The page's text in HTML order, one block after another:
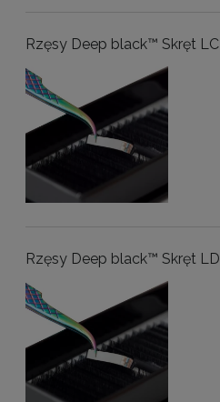
Rzęsy Deep black™ Skręt LC
Rzęsy Deep black™ Skręt LD